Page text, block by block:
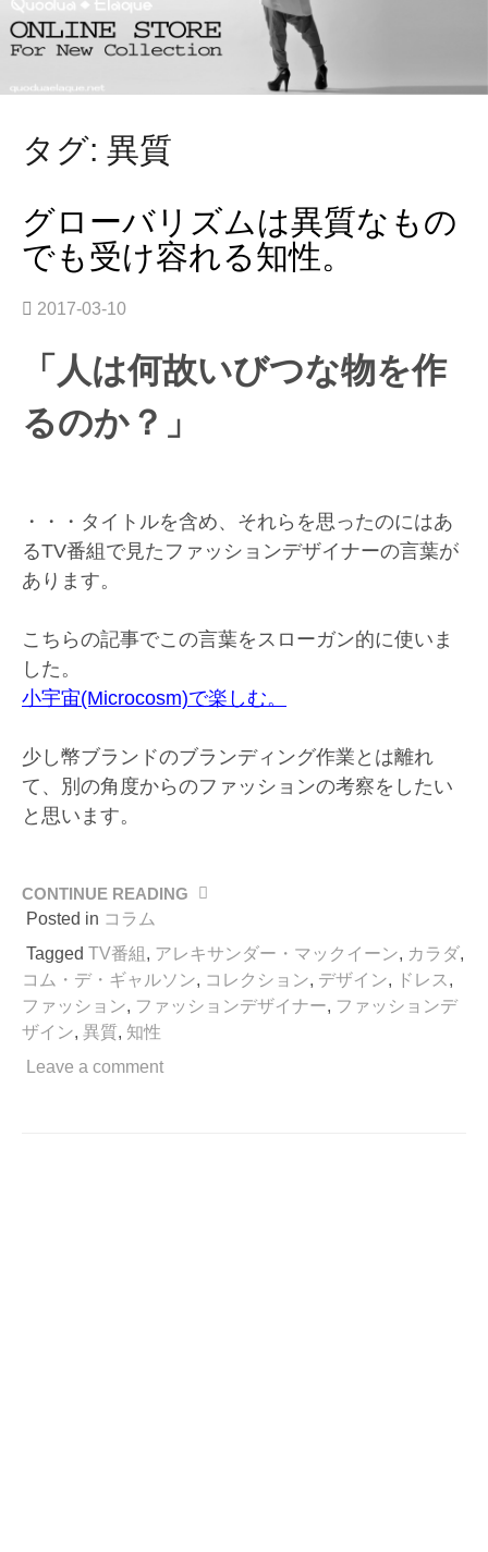
タグ: 異質
グローバリズムは異質なもの
でも受け容れる知性。
2017-03-10
「人は何故いびつな物を作
るのか？」
・・・タイトルを含め、それらを思ったのにはあ
るTV番組で見たファッションデザイナーの言葉が
あります。
こちらの記事でこの言葉をスローガン的に使いま
した。
小宇宙(Microcosm)で楽しむ。
少し幣ブランドのブランディング作業とは離れ
て、別の角度からのファッションの考察をしたい
と思います。
CONTINUE READING
“グ
バ
リ
ズ
Posted in コラム
Tagged TV番組 , アレキサンダー・マックイーン, カラダ,
コム・デ・ギャルソン, コレクション, デザイン, ドレス ,
ファッション, ファッションデザイナー, ファッションデ
ザイン, 異質, 知性
Leave a comment